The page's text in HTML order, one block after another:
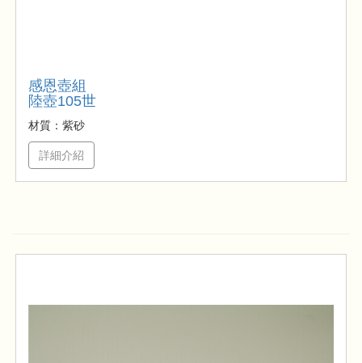
感恩壺組
陸壺105世
材質：紫砂
詳細介紹